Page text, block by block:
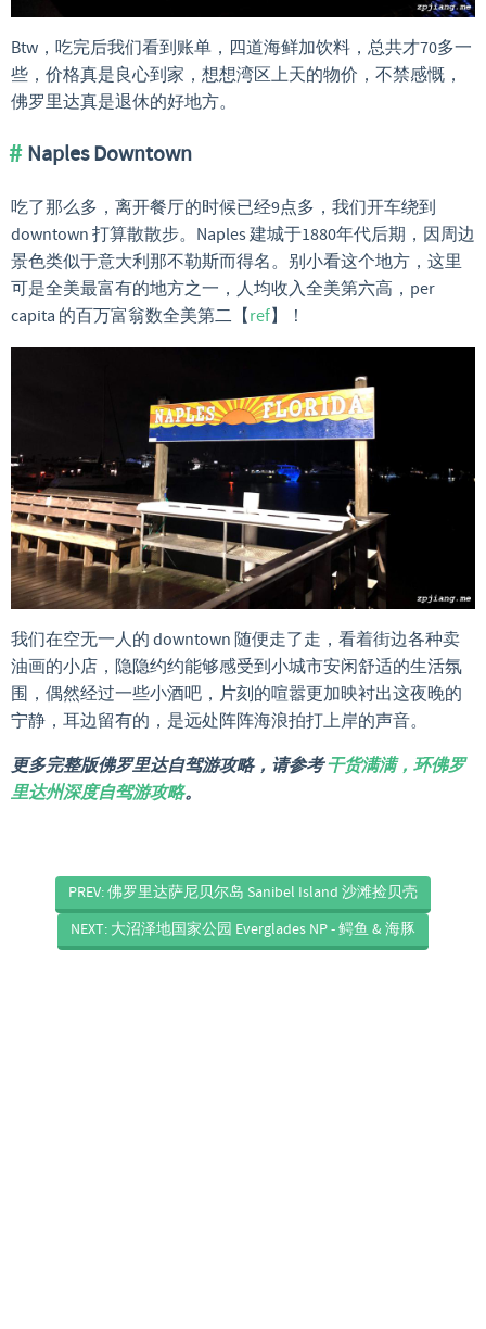
Btw，吃完后我们看到账单，四道海鲜加饮料，总共才70多一
些，价格真是良心到家，想想湾区上天的物价，不禁感慨，
佛罗里达真是退休的好地方。
Naples Downtown
吃了那么多，离开餐厅的时候已经9点多，我们开车绕到
downtown 打算散散步。Naples 建城于1880年代后期，因周边
景色类似于意大利那不勒斯而得名。别小看这个地方，这里
可是全美最富有的地方之一，人均收入全美第六高，per
capita 的百万富翁数全美第二【ref】！
我们在空无一人的 downtown 随便走了走，看着街边各种卖
油画的小店，隐隐约约能够感受到小城市安闲舒适的生活氛
围，偶然经过一些小酒吧，片刻的喧嚣更加映衬出这夜晚的
宁静，耳边留有的，是远处阵阵海浪拍打上岸的声音。
更多完整版佛罗里达自驾游攻略，请参考干货满满，环佛罗
里达州深度自驾游攻略。
PREV: 佛罗里达萨尼贝尔岛 Sanibel Island 沙滩捡贝壳
NEXT: 大沼泽地国家公园 Everglades NP - 鳄鱼 & 海豚